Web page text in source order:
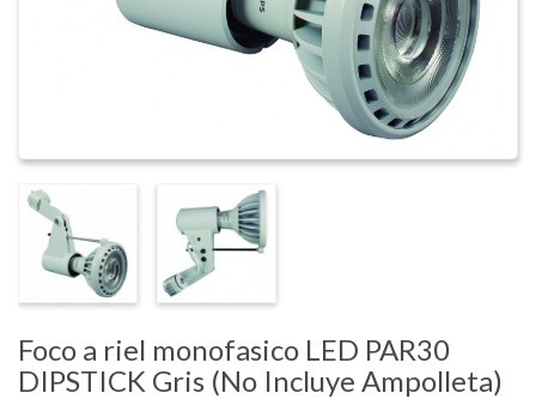
Foco a riel monofasico LED PAR30
DIPSTICK Gris (No Incluye Ampolleta)